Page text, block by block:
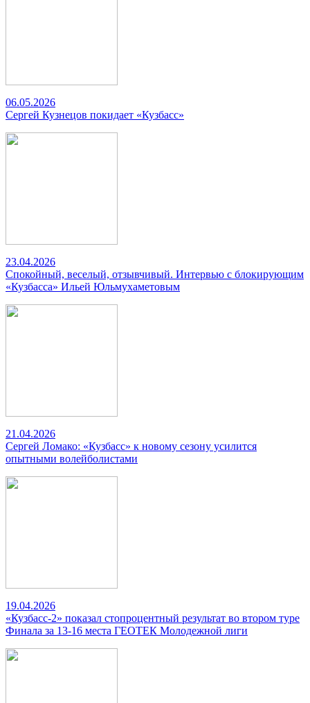
06.05.2026
Сергей Кузнецов покидает «Кузбасс»
23.04.2026
Спокойный, веселый, отзывчивый. Интервью с блокирующим
«Кузбасса» Ильей Юльмухаметовым
21.04.2026
Сергей Ломако: «Кузбасс» к новому сезону усилится
опытными волейболистами
19.04.2026
«Кузбасс-2» показал стопроцентный результат во втором туре
Финала за 13-16 места ГЕОТЕК Молодежной лиги